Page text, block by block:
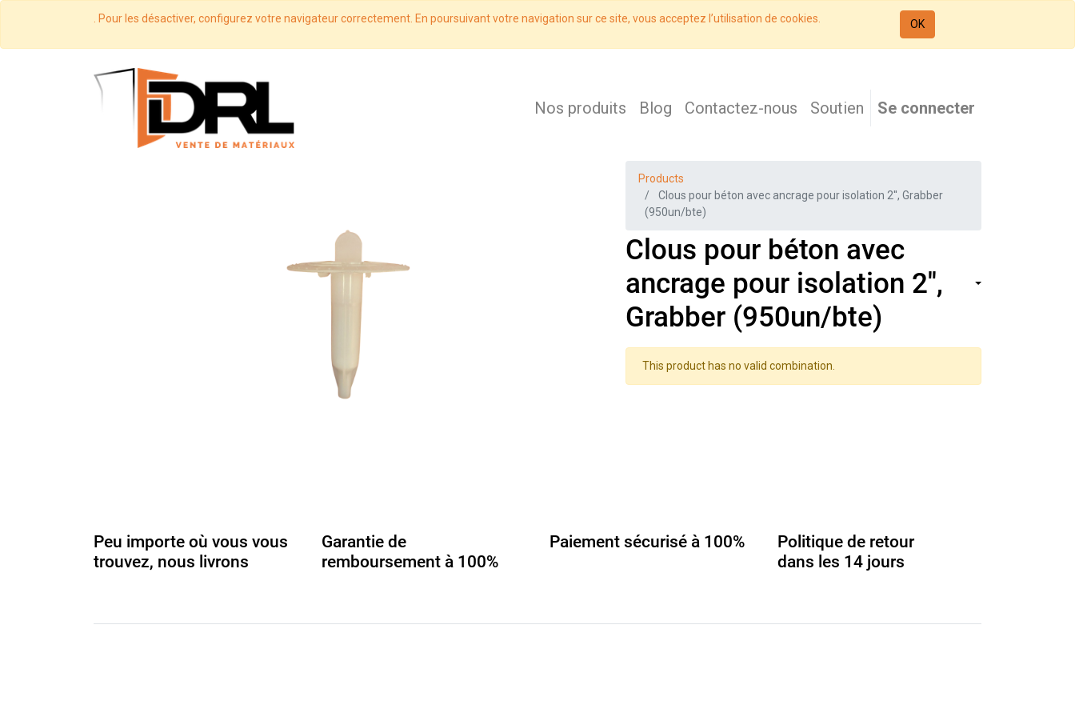
. Pour les désactiver, configurez votre navigateur correctement. En poursuivant votre navigation sur ce site, vous acceptez l’utilisation de cookies. OK
Nos produits Blog Contactez-nous Soutien Se connecter
Products
Clous pour béton avec ancrage pour isolation 2'', Grabber
(950un/bte)
Clous pour béton avec
ancrage pour isolation 2'',
Grabber (950un/bte)
This product has no valid combination.
Peu importe où vous vous
trouvez, nous livrons
Garantie de
remboursement à 100%
Paiement sécurisé à 100%
Politique de retour
dans les 14 jours